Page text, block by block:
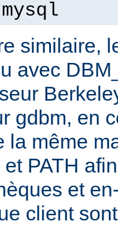
similaire,
avec
gdbm, en
la même
PATH
et
client